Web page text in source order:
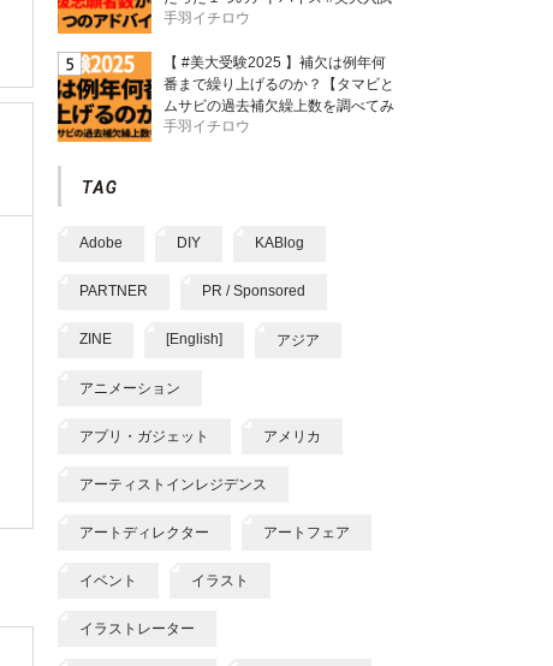
手羽イチロウ
【 #美大受験2025 】補欠は例年何
番まで繰り上げるのか？【タマビと
ムサビの過去補欠繰上数を調べてみ
た】
手羽イチロウ
Adobe DIY KABlog
PARTNER PR / Sponsored
ZINE [English] アジア
アニメーション
アプリ・ガジェット アメリカ
アーティストインレジデンス
アートディレクター アートフェア
イベント イラスト
イラストレーター